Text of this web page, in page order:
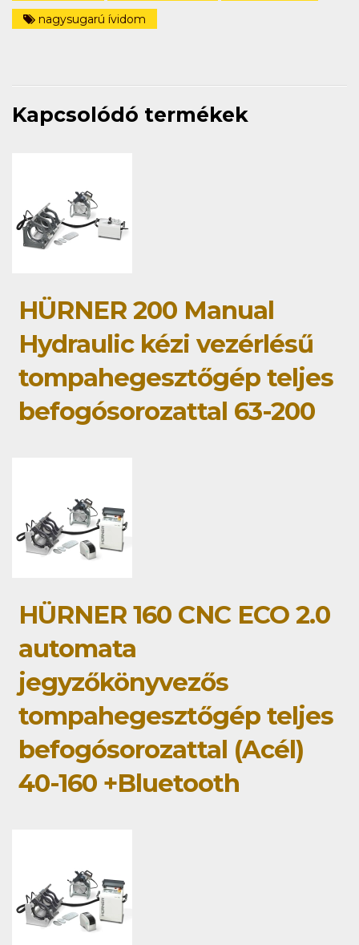
nagysugarú ívidom
Kapcsolódó termékek
HÜRNER 200 Manual
Hydraulic kézi vezérlésű
tompahegesztőgép teljes
befogósorozattal 63-200
HÜRNER 160 CNC ECO 2.0
automata
jegyzőkönyvezős
tompahegesztőgép teljes
befogósorozattal (Acél)
40-160 +Bluetooth